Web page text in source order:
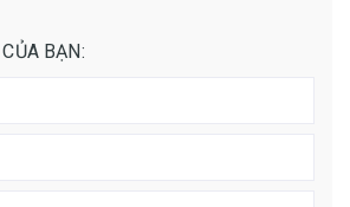
BẠN: